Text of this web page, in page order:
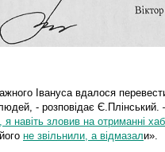
Івануса вдалося
- розповідає Є.Плінський.
навіть зловив на отриманні
не звільнили, а відмазали».